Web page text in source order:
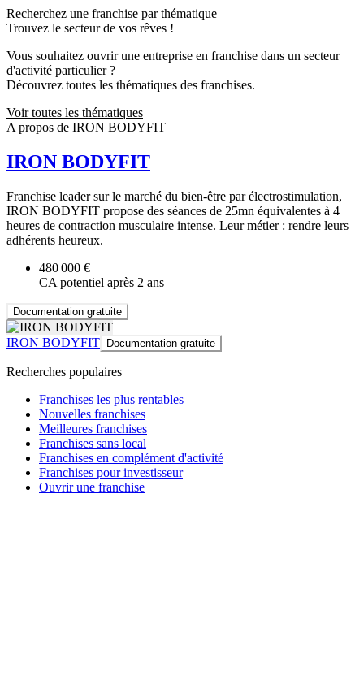
Recherchez une franchise par thématique
Trouvez le secteur de vos rêves !
Vous souhaitez ouvrir une entreprise en franchise dans un secteur
d'activité particulier ?
Découvrez toutes les thématiques des franchises.
Voir toutes les thématiques
A propos de IRON BODYFIT
IRON BODYFIT
Franchise leader sur le marché du bien-être par électrostimulation,
IRON BODYFIT propose des séances de 25mn équivalentes à 4
heures de contraction musculaire intense. Leur métier : rendre leurs
adhérents heureux.
480 000 €
CA potentiel après 2 ans
Documentation gratuite
IRON BODYFIT Documentation gratuite
Recherches populaires
Franchises les plus rentables
Nouvelles franchises
Meilleures franchises
Franchises sans local
Franchises en complément d'activité
Franchises pour investisseur
Ouvrir une franchise